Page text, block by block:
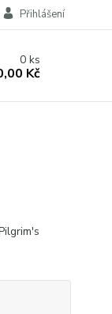
Přihlášení
0ks
Kč